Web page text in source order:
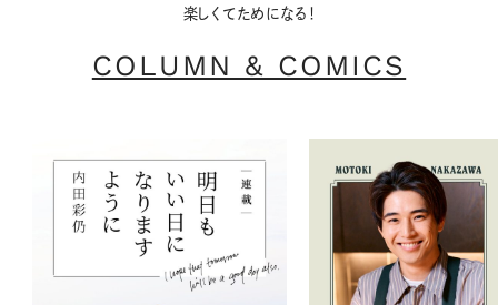
楽しくてためになる！
COLUMN & COMICS